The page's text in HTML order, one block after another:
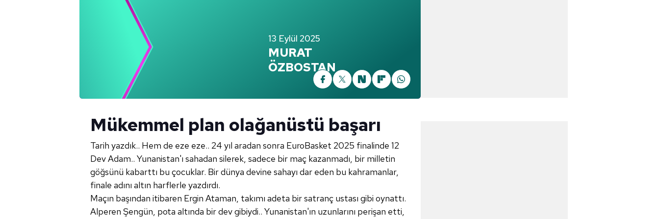
13 Eylül 2025
MURAT
ÖZBOSTAN
Mükemmel plan olağanüstü başarı
Tarih yazdık.. Hem de eze eze.. 24 yıl aradan sonra EuroBasket 2025 finalinde 12
Dev Adam.. Yunanistan'ı sahadan silerek, sadece bir maç kazanmadı, bir milletin
göğsünü kabarttı bu çocuklar. Bir dünya devine sahayı dar eden bu kahramanlar,
finale adını altın harflerle yazdırdı.
Maçın başından itibaren Ergin Ataman, takımı adeta bir satranç ustası gibi oynattı.
Alperen Şengün, pota altında bir dev gibiydi.. Yunanistan'ın uzunlarını perişan etti,